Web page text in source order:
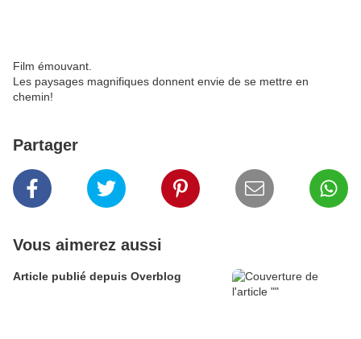
Film émouvant.
Les paysages magnifiques donnent envie de se mettre en
chemin!
Partager
Vous aimerez aussi
Article publié depuis Overblog